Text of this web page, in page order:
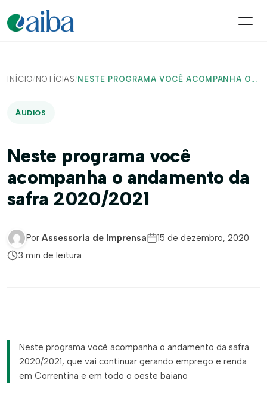
INÍCIO/ NOTÍCIAS / NESTE PROGRAMA VOCÊ ACOMPANHA O...
ÁUDIOS
Neste programa você
acompanha o andamento da
safra 2020/2021
Por Assessoria de Imprensa
15 de dezembro, 2020
3 min de leitura
Neste programa você acompanha o andamento da safra
2020/2021, que vai continuar gerando emprego e renda
em Correntina e em todo o oeste baiano